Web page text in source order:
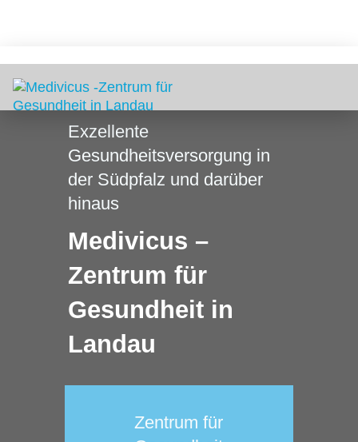
Exzellente
Gesundheitsversorgung in
der Südpfalz und darüber
hinaus
Medivicus –
Zentrum für
Gesundheit in
Landau
Zentrum für